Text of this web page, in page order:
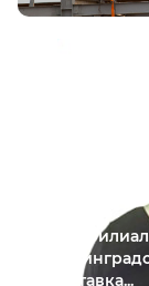
АО
Сиз
Для
поставка...